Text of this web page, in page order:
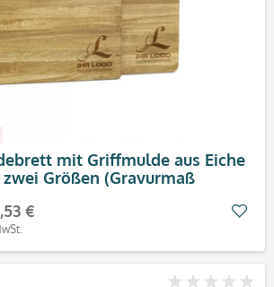
mit Griffmulde aus Eiche
Größen (Gravurmaß
€